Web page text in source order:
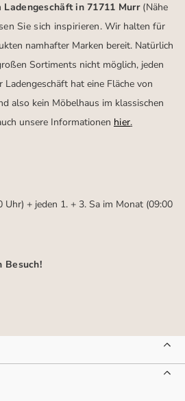
Ladengeschäft in 71711 Murr (Nähe
Sie sich inspirieren.Wir halten für
namhafter Marken bereit. Natürlich
Sortiments nicht möglich, jeden
hat eine Fläche von
also kein Möbelhaus im klassischen
unsere Informationen hier.
Uhr) + jeden 1. + 3. Sa im Monat (09:00
Besuch!